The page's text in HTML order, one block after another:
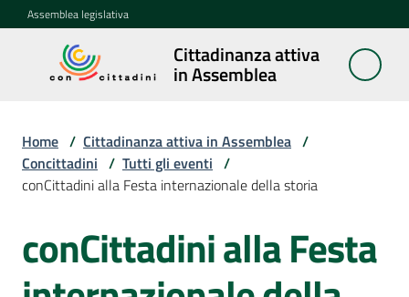
Vai al contenuto
Vai alla navigazione
Vai al footer
Assemblea legislativa
Cittadinanza attiva
in Assemblea
Cittadinanza
attiva in
Concittadini
aperte
in
Home / Cittadinanza attiva in Assemblea /
Concittadini / Tutti gli eventi /
conCittadini alla Festa internazionale della storia
Salta al contenuto
conCittadini alla Festa